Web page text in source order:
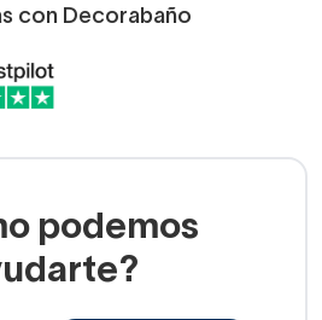
con Decorabaño
podemos